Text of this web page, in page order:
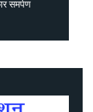
समर्पण